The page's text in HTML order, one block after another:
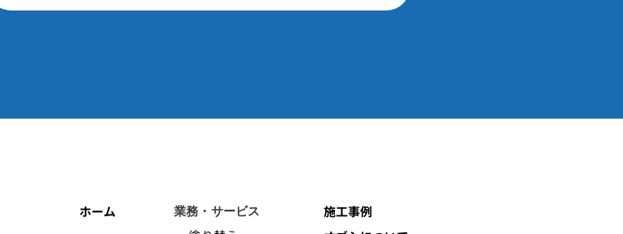
ホーム 業務・サービス
施工事例